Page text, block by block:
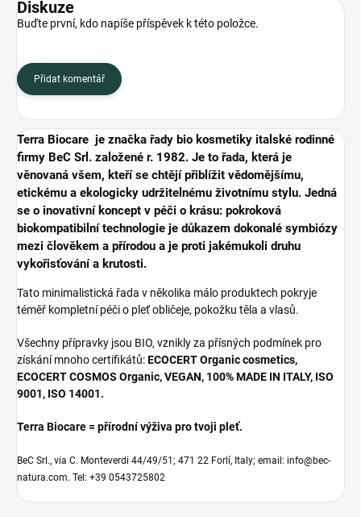
Diskuze
Buďte první, kdo napíše příspěvek k této položce.
Přidat komentář
Terra Biocare je značka řady bio kosmetiky italské rodinné
firmy BeC Srl. založené r. 1982. Je to řada, která je
věnovaná všem, kteří se chtějí přiblížit vědomějšímu,
etickému a ekologicky udržitelnému životnímu stylu. Jedná
se o inovativní koncept v péči o krásu: pokroková
biokompatibilní technologie je důkazem dokonalé symbiózy
mezi člověkem a přírodou a je proti jakémukoli druhu
vykořisťování a krutosti.
Tato minimalistická řada v několika málo produktech pokryje
téměř kompletní péči o pleť obličeje, pokožku těla a vlasů.
Všechny přípravky jsou BIO, vznikly za přísných podmínek pro
získání mnoho certifikátů:ECOCERT Organic cosmetics,
ECOCERT COSMOS Organic, VEGAN, 100% MADE IN ITALY, ISO
9001, ISO 14001.
Terra Biocare = přírodní výživa pro tvoji pleť.
BeC Srl., via C. Monteverdi 44/49/51; 471 22 Forlí, Italy; email: info@bec-
natura.com. Tel: +39 0543725802